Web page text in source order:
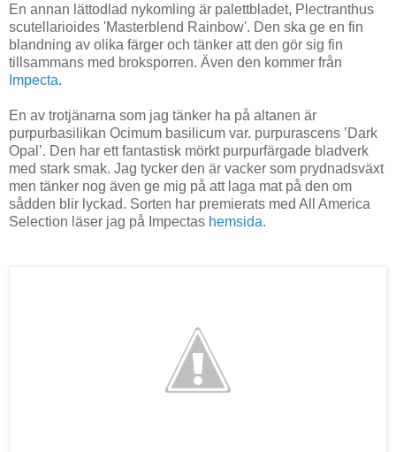
En annan lättodlad nykomling är palettbladet, Plectranthus
scutellarioides 'Masterblend Rainbow'. Den ska ge en fin
blandning av olika färger och tänker att den gör sig fin
tillsammans med broksporren. Även den kommer från
Impecta.
En av trotjänarna som jag tänker ha på altanen är
purpurbasilikan Ocimum basilicum var. purpurascens ’Dark
Opal’. Den har ett fantastisk mörkt purpurfärgade bladverk
med stark smak. Jag tycker den är vacker som prydnadsväxt
men tänker nog även ge mig på att laga mat på den om
sådden blir lyckad. Sorten har premierats med All America
Selection läser jag på Impectas hemsida.